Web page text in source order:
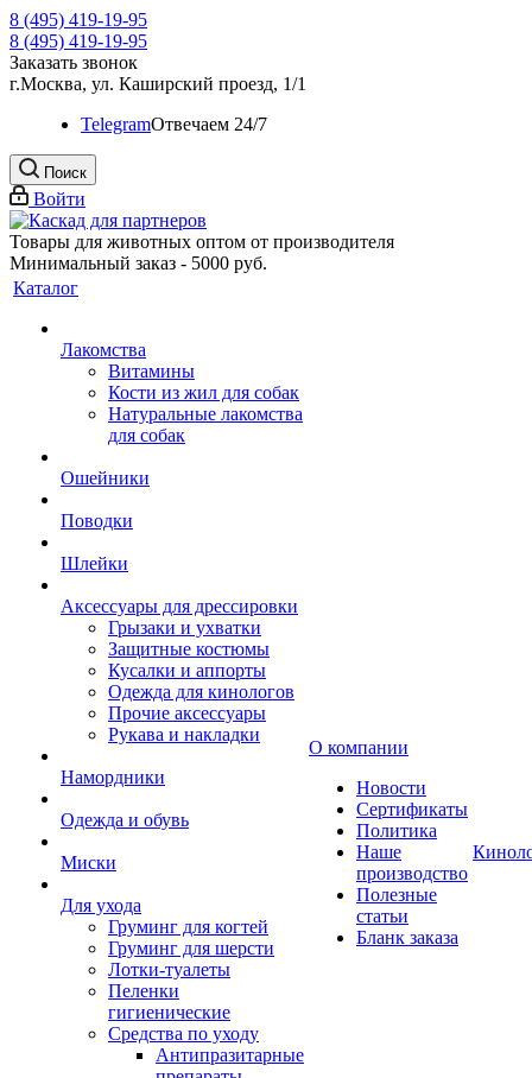
8 (495) 419-19-95
8 (495) 419-19-95
Заказать звонок
г.Москва, ул. Каширский проезд, 1/1
TelegramOтвечаем 24/7
Поиск
Войти
Товары для животных оптом от производителя
Минимальный заказ - 5000 руб.
Каталог
Лакомства
Витамины
Кости из жил для собак
Натуральные лакомства
для собак
Ошейники
Поводки
Шлейки
Аксессуары для дрессировки
Грызаки и ухватки
Защитные костюмы
Кусалки и аппорты
Одежда для кинологов
Прочие аксессуары
Рукава и накладки
Намордники
Одежда и обувь
Миски
Для ухода
Груминг для когтей
Груминг для шерсти
Лотки-туалеты
Пеленки
гигиенические
Средства по уходу
Антипразитарные
О компании
Новости
Сертификаты
Политика
Наше
производство
Полезные
статьи
Бланк заказа